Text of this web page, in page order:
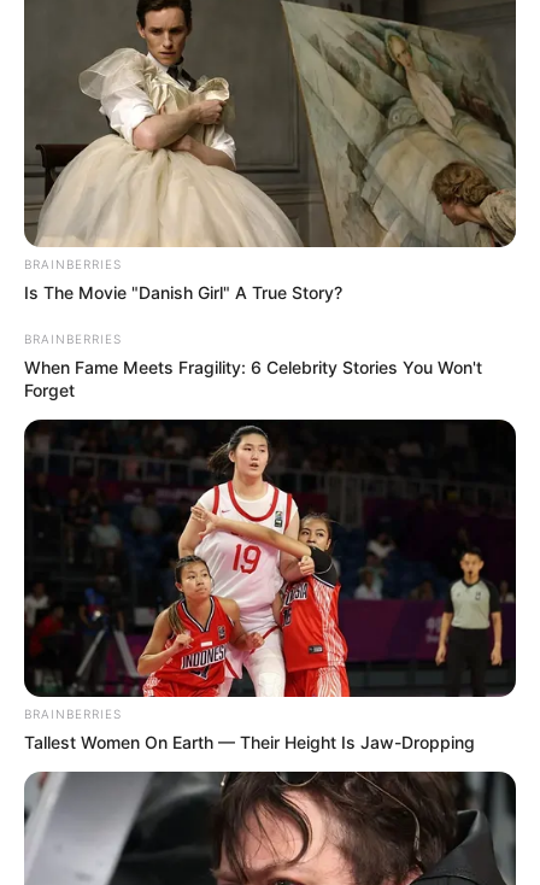
เดือน มิถุนายน
ศุกร์ที่ 5 มิถุนายน 256311.45-14.45 น.
คนเกิดวันอาทิตย์ห้ามให้ฤกษ์นี้
อาทิตย์ที่ 7 มิถุนายน 256314.55-18.45 น.
คนเกิดวันจันทร์ห้ามใช้ฤกษ์นี้
อาทิตย์ที่ 14 มิถุนายน 256306.55-12.45 น. คน
เกิดวันจันทร์ห้ามใช้ฤกษ์นี้
เกิดวันอาทิตย์ห้ามให้ฤกษ์นี้
เดือน กรกฎาคม
ศุกร์ที่ 3 กรกฎาคม 256306.15-10.45 น. คน
เกิดวันอาทิตย์ห้ามให้ฤกษ์นี้
พฤหัสบดีที่ 9 กรกฎาคม 256306.05-12.45 น. คน
เกิดวันพุธกลางคืนห้ามใช้ฤกษ์นี้
อาทิตย์ที่ 12 กรกฎาคม 256307.15-11.45 น. คน
เกิดวันจันทร์ห้ามใช้ฤกษ์นี้
พฤหัสบดีที่ 23 กรกฎาคม 256310.15-13.45 น. คน
เกิดวันพุธกลางคืนห้ามใช้ฤกษ์นี้
จันทร์ 27 กรกฎาคม 256309.15-12.45 น. คน
เกิดวันอาทิตย์ห้ามให้ฤกษ์นี้
ศุกร์ที่ 31 กรกฎาคม 256310.45-14.55 น. คน
เกิดวันอาทิตย์ห้ามให้ฤกษ์นี้
BRAINBERRIES
Is The Movie "Danish Girl" A True Story?
BRAINBERRIES
When Fame Meets Fragility: 6 Celebrity Stories You Won't
Forget
BRAINBERRIES
Tallest Women On Earth — Their Height Is Jaw-Dropping